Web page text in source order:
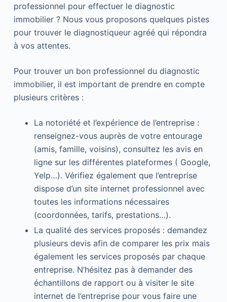
professionnel pour effectuer le diagnostic
immobilier ? Nous vous proposons quelques pistes
pour trouver le diagnostiqueur agréé qui répondra
à vos attentes.
Pour trouver un bon professionnel du diagnostic
immobilier, il est important de prendre en compte
plusieurs critères :
La notoriété et l’expérience de l’entreprise :
renseignez-vous auprès de votre entourage
(amis, famille, voisins), consultez les avis en
ligne sur les différentes plateformes ( Google,
Yelp…). Vérifiez également que l’entreprise
dispose d’un site internet professionnel avec
toutes les informations nécessaires
(coordonnées, tarifs, prestations…).
La qualité des services proposés : demandez
plusieurs devis afin de comparer les prix mais
également les services proposés par chaque
entreprise. N’hésitez pas à demander des
échantillons de rapport ou à visiter le site
internet de l’entreprise pour vous faire une